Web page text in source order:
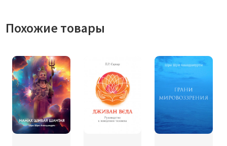
Похожие товары